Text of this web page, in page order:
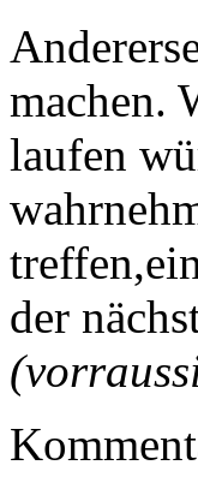
machen.
laufen
der